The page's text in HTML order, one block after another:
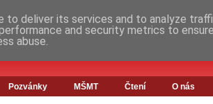
Pozvánky MŠMT Čtení O nás
to deliver its services and to analyze
and security metrics to
abuse.